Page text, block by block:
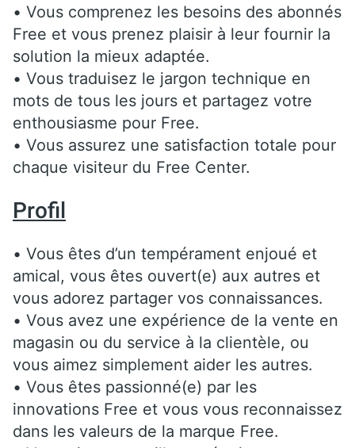
• Vous comprenez les besoins des abonnés
Free et vous prenez plaisir à leur fournir la
solution la mieux adaptée.
• Vous traduisez le jargon technique en
mots de tous les jours et partagez votre
enthousiasme pour Free.
• Vous assurez une satisfaction totale pour
chaque visiteur du Free Center.
Profil
• Vous êtes d’un tempérament enjoué et
amical, vous êtes ouvert(e) aux autres et
vous adorez partager vos connaissances.
• Vous avez une expérience de la vente en
magasin ou du service à la clientèle, ou
vous aimez simplement aider les autres.
• Vous êtes passionné(e) par les
innovations Free et vous vous reconnaissez
dans les valeurs de la marque Free.